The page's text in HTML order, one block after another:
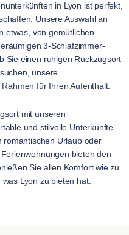
in Lyon ist perfekt,
Unsere Auswahl an
etwas, von gemütlichen
3-Schlafzimmer-
Sie einen ruhigen Rückzugsort
unsere
für Ihren Aufenthalt.
mit unseren
und stilvolle Unterkünfte
romantischen Urlaub oder
bieten den
Sie allen Komfort wie zu
Lyon zu bieten hat.